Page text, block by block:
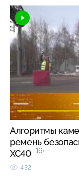
Алгоритмы
ремень
XC40 16+
432